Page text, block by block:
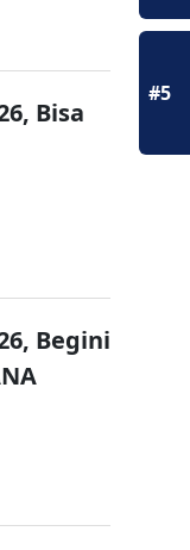
Bisa
Begini
#5